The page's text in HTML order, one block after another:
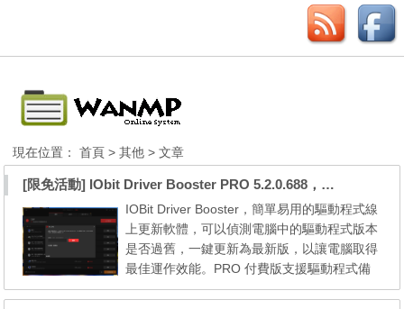
現在位置：首頁 >其他 > 文章
[限免活動] IObit Driver Booster PRO 5.2.0.688，偵測並更新最新驅動程式，可以自動更新驅動程式
IOBit Driver Booster，簡單易用的驅動程式線
上更新軟體，可以偵測電腦中的驅動程式版本
是否過舊，一鍵更新為最新版，以讓電腦取得
最佳運作效能。PRO 付費版支援驅動程式備
份功能、支援更多硬體規格、有更快的更新下